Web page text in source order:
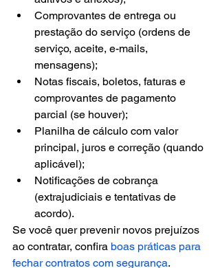
Comprovantes de entrega ou
prestação do serviço (ordens de
serviço, aceite, e-mails,
mensagens);
Notas fiscais, boletos, faturas e
comprovantes de pagamento
parcial (se houver);
Planilha de cálculo com valor
principal, juros e correção (quando
aplicável);
Notificações de cobrança
(extrajudiciais e tentativas de
acordo).
Se você quer prevenir novos prejuízos
ao contratar, confira boas práticas para
fechar contratos com segurança.